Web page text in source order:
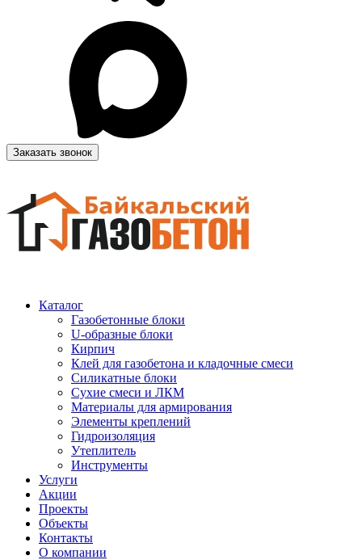
Заказать звонок
Каталог
Газобетонные блоки
U-образные блоки
Кирпич
Клей для газобетона и кладочные смеси
Силикатные блоки
Сухие смеси и ЛКМ
Материалы для армирования
Элементы креплений
Гидроизоляция
Утеплитель
Инструменты
Услуги
Акции
Проекты
Объекты
Контакты
О компании